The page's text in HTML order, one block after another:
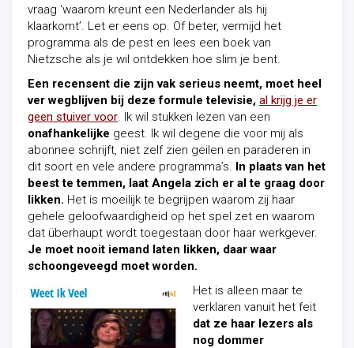
vraag ‘waarom kreunt een Nederlander als hij
klaarkomt’. Let er eens op. Of beter, vermijd het
programma als de pest en lees een boek van
Nietzsche als je wil ontdekken hoe slim je bent.
Een recensent die zijn vak serieus neemt, moet heel
ver wegblijven bij deze formule televisie, al krijg je er
geen stuiver voor. Ik wil stukken lezen van een
onafhankelijke geest. Ik wil degene die voor mij als
abonnee schrijft, niet zelf zien geilen en paraderen in
dit soort en vele andere programma’s. In plaats van het
beest te temmen, laat Angela zich er al te graag door
likken. Het is moeilijk te begrijpen waarom zij haar
gehele geloofwaardigheid op het spel zet en waarom
dat überhaupt wordt toegestaan door haar werkgever.
Je moet nooit iemand laten likken, daar waar
schoongeveegd moet worden.
Het is alleen maar te
verklaren vanuit het feit
dat ze haar lezers als
nog dommer